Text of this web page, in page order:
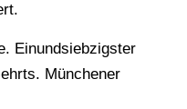
Einundsiebzigster
Münchener